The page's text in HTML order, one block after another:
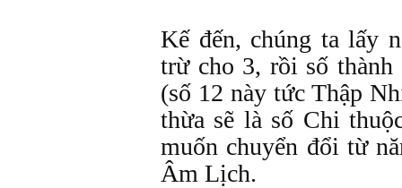
Kế đến, chúng ta lấy
trừ cho 3, rồi số
(số 12 này tức Thập
thừa sẽ là số Chi
muốn chuyển đổi từ
Âm Lịch.